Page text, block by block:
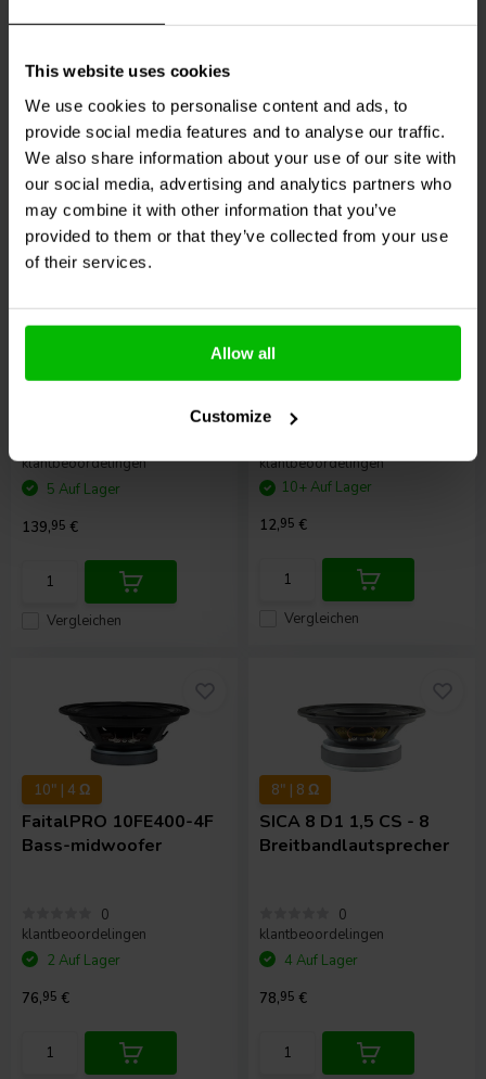
This website uses cookies
We use cookies to personalise content and ads, to
provide social media features and to analyse our traffic.
We also share information about your use of our site with
our social media, advertising and analytics partners who
may combine it with other information that you’ve
provided to them or that they’ve collected from your use
of their services.
Allow all
Customize
Vergleichen
6 Auf Lager
Vergleichen
NC100HF NCORE
Amplifier Module
klantbeoordelingen
Vergleichen
5 Auf Lager
139,95 €
Xcite
Exciter
klantbeoordelingen
Vergleichen
10+ Auf Lager
12,95 €
10" | 4 Ω
FaitalPRO 10FE400-4F
Bass-midwoofer
0
klantbeoordelingen
2 Auf Lager
76,95 €
8" | 8 Ω
SICA 8 D1 1,5 CS - 8
Breitbandlautsprecher
0
klantbeoordelingen
4 Auf Lager
78,95 €